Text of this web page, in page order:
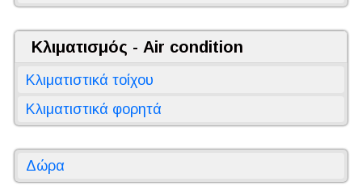
Κλιματισμός - Air condition
Κλιματιστικά τοίχου
Κλιματιστικά φορητά
Δώρα